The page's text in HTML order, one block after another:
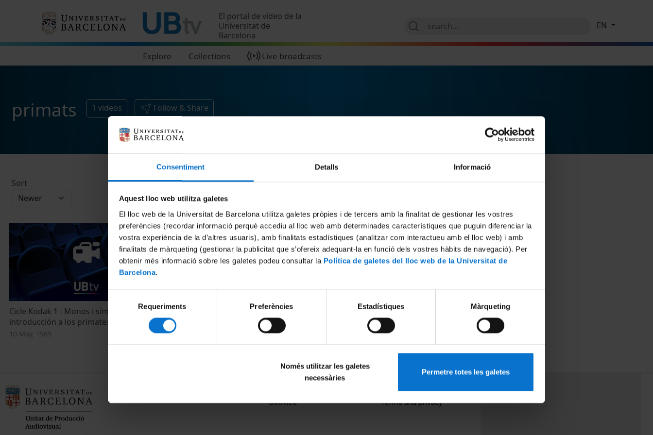
Consentiment Detalls Informació
Aquest lloc web utilitza galetes
El lloc web de la Universitat de Barcelona utilitza galetes pròpies i de tercers amb la finalitat de gestionar les vostres
preferències (recordar informació perquè accediu al lloc web amb determinades característiques que puguin diferenciar la
vostra experiència de la d’altres usuaris), amb finalitats estadístiques (analitzar com interactueu amb el lloc web) i amb
finalitats de màrqueting (gestionar la publicitat que s’ofereix adequant-la en funció dels vostres hàbits de navegació). Per
obtenir més informació sobre les galetes podeu consultar la Política de galetes del lloc web de la Universitat de
Barcelona.
consentiment
Requeriments Preferències Estadístiques Màrqueting
Només utilitzar les galetes
necessàries
Permetre totes les galetes
El portal de vídeo de la
Universitat de
Barcelona
Explore Collections Live broadcasts
EN
primats 1 videos Follow & Share
Sort
Cicle Kodak 1 - Monos i símios: una
introducción a los primates
10 May, 1989
Cookies
Terms and privacy